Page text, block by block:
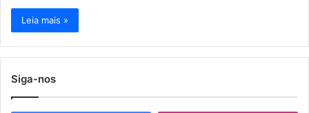
Leia mais »
Siga-nos